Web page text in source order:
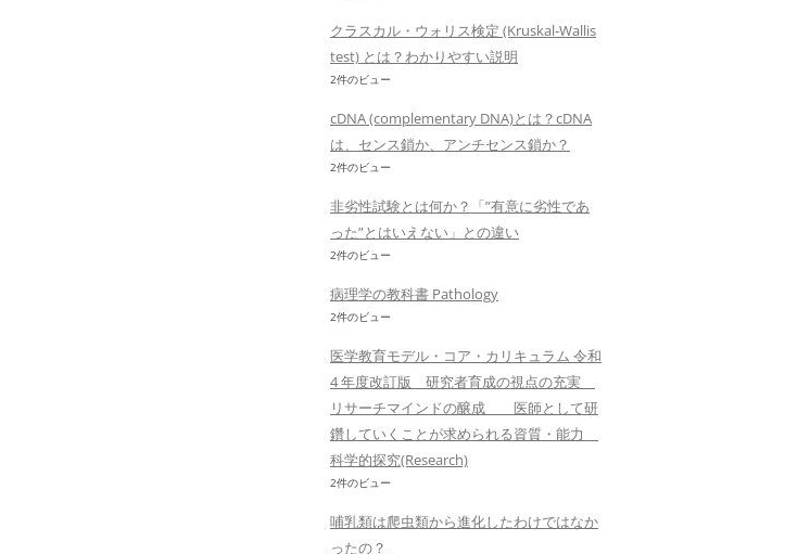
クラスカル・ウォリス検定 (Kruskal-Wallis
test) とは？わかりやすい説明
2件のビュー
cDNA (complementary DNA)とは？cDNA
は、センス鎖か、アンチセンス鎖か？
2件のビュー
非劣性試験とは何か？「”有意に劣性であ
った”とはいえない」との違い
2件のビュー
病理学の教科書 Pathology
2件のビュー
医学教育モデル・コア・カリキュラム 令和
4 年度改訂版 研究者育成の視点の充実
リサーチマインドの醸成 医師として研
鑽していくことが求められる資質・能力
科学的探究(Research)
2件のビュー
哺乳類は爬虫類から進化したわけではなか
ったの？